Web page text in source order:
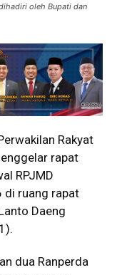
oleh Bupati dan
Rakyat
rapat
RPJMD
di ruang rapat
Daeng
dua Ranperda